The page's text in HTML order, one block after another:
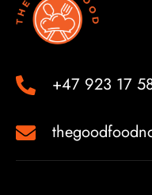
+47 923 17